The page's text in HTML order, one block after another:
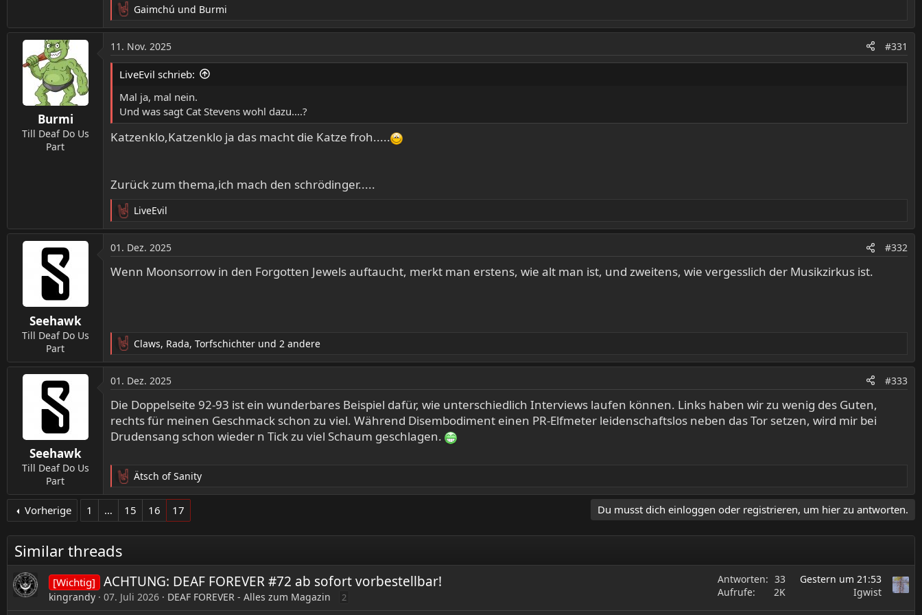
R
e
a
k
t
o
n
n
:
Gaimchú und Burmi
Burmi
Till Deaf Do Us
Part
11. Nov. 2025 #331
LiveEvil schrieb:
Mal ja, mal nein.
Und was sagt Cat Stevens wohl dazu....?
Katzenklo,Katzenklo ja das macht die Katze froh.....
Zurück zum thema,ich mach den schrödinger.....
R
e
a
k
t
n
LiveEvil
Seehawk
Till Deaf Do Us
Part
01. Dez. 2025 #332
Wenn Moonsorrow in den Forgotten Jewels auftaucht, merkt man erstens, wie alt man ist, und zweitens, wie vergesslich der Musikzirkus ist.
R
e
a
k
t
o
n
Claws, Rada, Torfschichter und 2 andere
Seehawk
Till Deaf Do Us
Part
01. Dez. 2025 #333
Die Doppelseite 92-93 ist ein wunderbares Beispiel dafür, wie unterschiedlich Interviews laufen können. Links haben wir zu wenig des Guten,
rechts für meinen Geschmack schon zu viel. Während Disembodiment einen PR-Elfmeter leidenschaftslos neben das Tor setzen, wird mir bei
Drudensang schon wieder n Tick zu viel Schaum geschlagen.
R
e
k
t
i
o
e
n
:
Ätsch of Sanity
Vorherige 1 … 15 16 17 Du musst dich einloggen oder registrieren, um hier zu antworten.
Similar threads
[Wichtig] ACHTUNG: DEAF FOREVER #72 ab sofort vorbestellbar!
kingrandy 07. Juli 2026 DEAF FOREVER - Alles zum Magazin 2
Antworten
33
Aufrufe
2K
Gestern um 21:53
Igwist